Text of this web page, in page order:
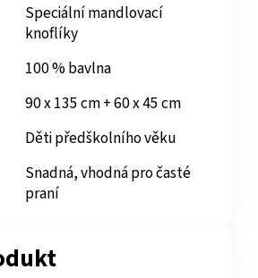
Speciální mandlovací
knoflíky
100 % bavlna
90 x 135 cm + 60 x 45 cm
Děti předškolního věku
Snadná, vhodná pro časté
praní